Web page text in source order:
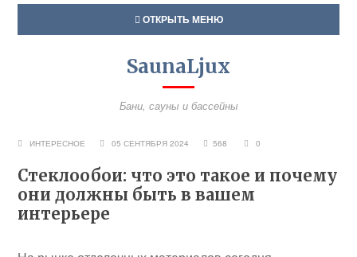
ОТКРЫТЬ МЕНЮ
SaunaLjux
Бани, сауны и бассейны
ИНТЕРЕСНОЕ 05 СЕНТЯБРЯ 2024 568 0
Стеклообои: что это такое и почему
они должны быть в вашем
интерьере